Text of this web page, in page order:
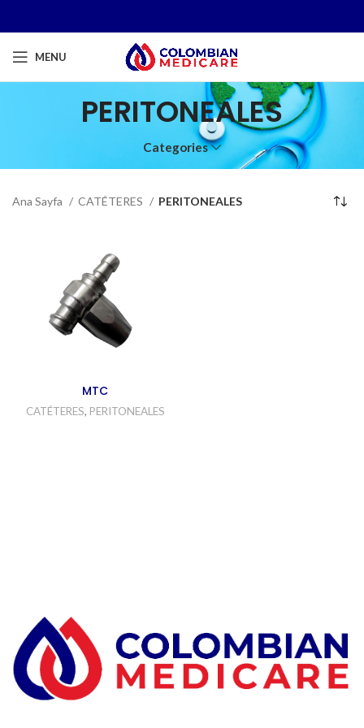
MENU
PERITONEALES
Categories
Ana Sayfa CATÉTERES PERITONEALES
MTC
CATÉTERES, PERITONEALES